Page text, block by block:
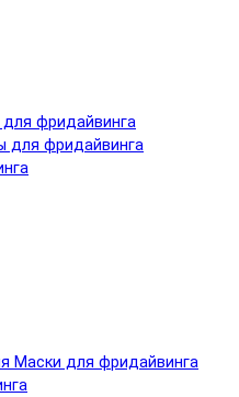
фридайвинга
для фридайвинга
Маски для фридайвинга